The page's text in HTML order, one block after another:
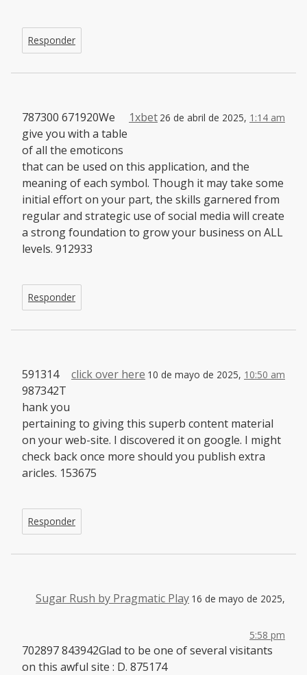
Responder
1xbet 26 de abril de 2025, 1:14 am
787300 671920We
give you with a table
of all the emoticons
that can be used on this application, and the
meaning of each symbol. Though it may take some
initial effort on your part, the skills garnered from
regular and strategic use of social media will create
a strong foundation to grow your business on ALL
levels. 912933
Responder
click over here 10 de mayo de 2025, 10:50 am
591314
987342T
hank you
pertaining to giving this superb content material
on your web-site. I discovered it on google. I might
check back once more should you publish extra
aricles. 153675
Responder
Sugar Rush by Pragmatic Play 16 de mayo de 2025,
5:58 pm
702897 843942Glad to be one of several visitants
on this awful site : D. 875174